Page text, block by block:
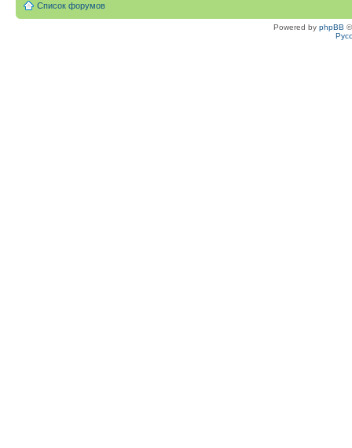
Список форумов
Powered by phpBB